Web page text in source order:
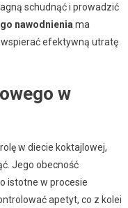
schudnąć i prowadzić
nawodnienia ma
efektywną utratę
w
w diecie koktajlowej,
Jego obecność
istotne w procesie
apetyt, co z kolei